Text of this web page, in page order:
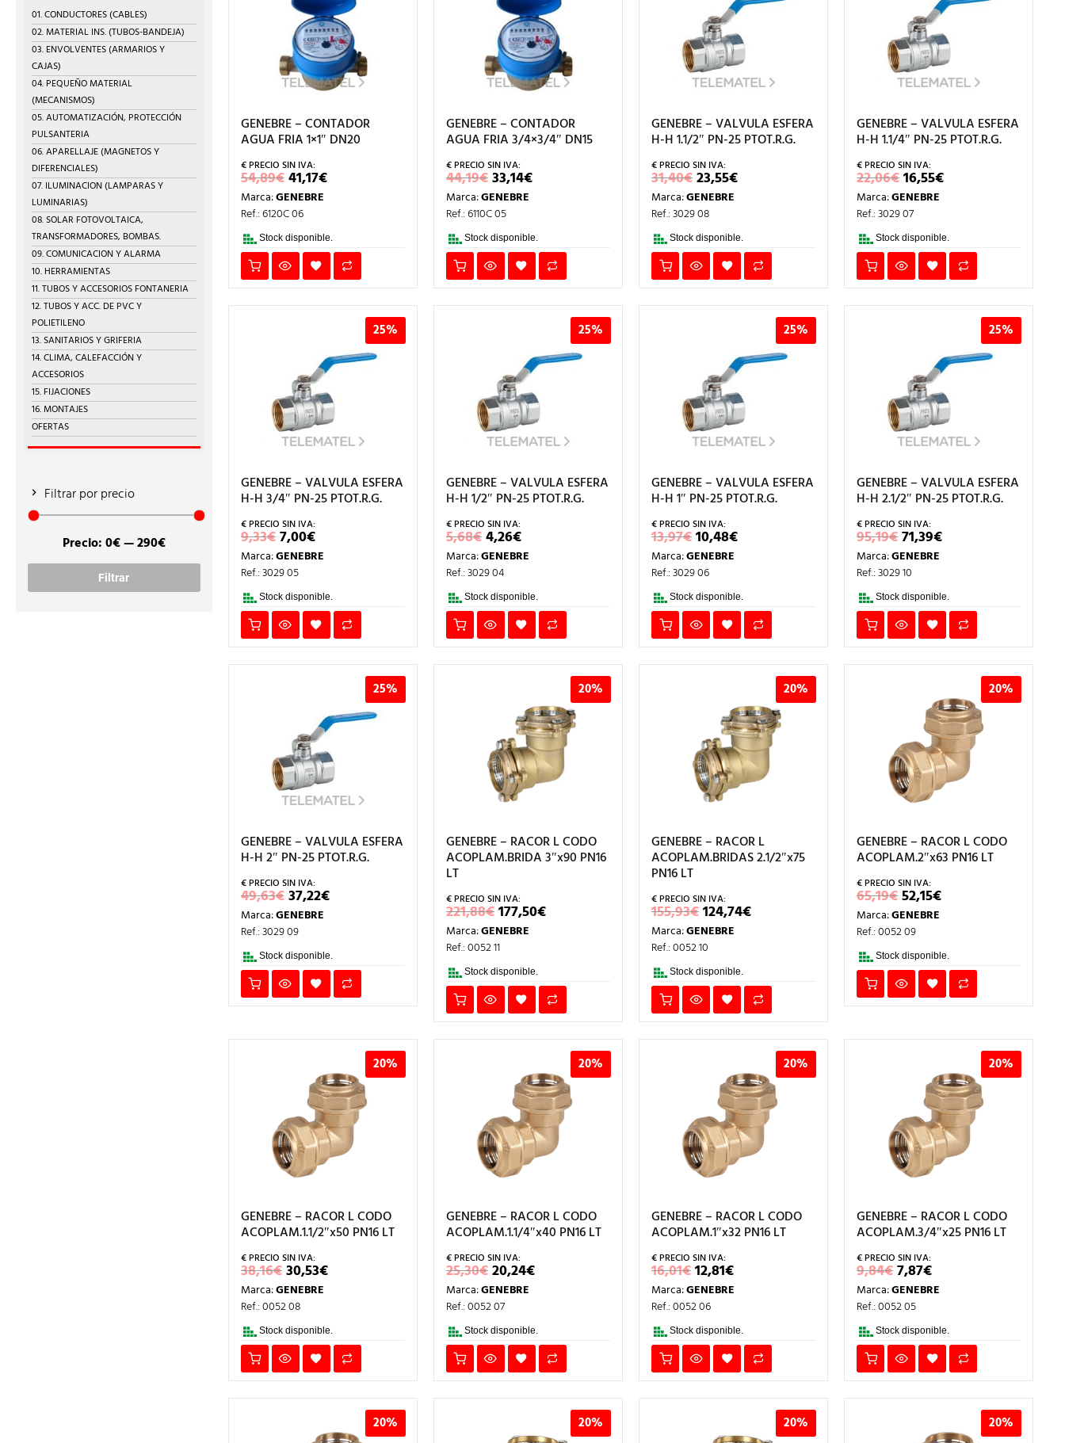
GENEBRE – CONTADOR
AGUA FRIA 1×1″ DN20
54,89€EL
PRECIO
ORIGINAL
ERA:
54,89€.
41,17€EL
PRECIO
Marca:GENEBRE
Ref.: 6120C 06
Stock disponible.
GENEBRE – CONTADOR
AGUA FRIA 3/4×3/4″ DN15
44,19€EL
PRECIO
ORIGINAL
ERA:
44,19€.
33,14€EL
PRECIO
Marca:GENEBRE
Ref.: 6110C 05
Stock disponible.
GENEBRE – VALVULA ESFERA
H-H 1.1/2″ PN-25 PTOT.R.G.
31,40€EL
PRECIO
ORIGINAL
ERA:
31,40€.
23,55€EL
PRECIO
Marca:GENEBRE
Ref.: 3029 08
Stock disponible.
GENEBRE – VALVULA ESFERA
H-H 1.1/4″ PN-25 PTOT.R.G.
22,06€EL
PRECIO
ORIGINAL
ERA:
22,06€.
16,55€EL
PRECIO
Marca:GENEBRE
Ref.: 3029 07
Stock disponible.
25%
GENEBRE – VALVULA ESFERA
H-H 3/4″ PN-25 PTOT.R.G.
9,33€EL
PRECIO
ORIGINAL
ERA:
9,33€.
7,00€EL
PRECIO
ACTUAL
7,00€.
Marca:GENEBRE
Ref.: 3029 05
Stock disponible.
25%
GENEBRE – VALVULA ESFERA
H-H 1/2″ PN-25 PTOT.R.G.
5,68€EL
PRECIO
ORIGINAL
ERA:
5,68€.
4,26€EL
PRECIO
ACTUAL
4,26€.
Marca:GENEBRE
Ref.: 3029 04
Stock disponible.
25%
GENEBRE – VALVULA ESFERA
H-H 1″ PN-25 PTOT.R.G.
13,97€EL
PRECIO
ORIGINAL
ERA:
13,97€.
10,48€EL
PRECIO
Marca:GENEBRE
Ref.: 3029 06
Stock disponible.
25%
GENEBRE – VALVULA ESFERA
H-H 2.1/2″ PN-25 PTOT.R.G.
95,19€EL
PRECIO
ORIGINAL
ERA:
95,19€.
71,39€EL
PRECIO
Marca:GENEBRE
Ref.: 3029 10
Stock disponible.
25%
GENEBRE – VALVULA ESFERA
H-H 2″ PN-25 PTOT.R.G.
49,63€EL
PRECIO
ORIGINAL
ERA:
49,63€.
37,22€EL
PRECIO
Marca:GENEBRE
Ref.: 3029 09
Stock disponible.
20%
GENEBRE – RACOR L CODO
ACOPLAM.BRIDA 3″x90 PN16
LT
221,88€EL
PRECIO
ORIGINAL
ERA:
221,88€.
177,50€EL
PRECIO
Marca:GENEBRE
Ref.: 0052 11
Stock disponible.
20%
GENEBRE – RACOR L
ACOPLAM.BRIDAS 2.1/2″x75
PN16 LT
155,93€EL
PRECIO
ORIGINAL
ERA:
155,93€.
124,74€EL
PRECIO
Marca:GENEBRE
Ref.: 0052 10
Stock disponible.
20%
GENEBRE – RACOR L CODO
ACOPLAM.2″x63 PN16 LT
65,19€EL
PRECIO
ORIGINAL
ERA:
65,19€.
52,15€EL
PRECIO
Marca:GENEBRE
Ref.: 0052 09
Stock disponible.
20%
GENEBRE – RACOR L CODO
ACOPLAM.1.1/2″x50 PN16 LT
38,16€EL
PRECIO
ORIGINAL
ERA:
38,16€.
30,53€EL
PRECIO
Marca:GENEBRE
Ref.: 0052 08
Stock disponible.
20%
GENEBRE – RACOR L CODO
ACOPLAM.1.1/4″x40 PN16 LT
25,30€EL
PRECIO
ORIGINAL
ERA:
25,30€.
20,24€EL
PRECIO
Marca:GENEBRE
Ref.: 0052 07
Stock disponible.
20%
GENEBRE – RACOR L CODO
ACOPLAM.1″x32 PN16 LT
16,01€EL
PRECIO
ORIGINAL
ERA:
16,01€.
12,81€EL
PRECIO
ACTUAL
12,81€.
Marca:GENEBRE
Ref.: 0052 06
Stock disponible.
20%
GENEBRE – RACOR L CODO
ACOPLAM.3/4″x25 PN16 LT
9,84€EL
PRECIO
ORIGINAL
ERA:
9,84€.
7,87€EL
PRECIO
ACTUAL
7,87€.
Marca:GENEBRE
Ref.: 0052 05
Stock disponible.
20% 20% 20% 20%
01. CONDUCTORES (CABLES)
02. MATERIAL INS. (TUBOS-BANDEJA)
03. ENVOLVENTES (ARMARIOS Y
CAJAS)
04. PEQUEÑO MATERIAL
(MECANISMOS)
05. AUTOMATIZACIÓN, PROTECCIÓN
PULSANTERIA
06. APARELLAJE (MAGNETOS Y
DIFERENCIALES)
07. ILUMINACION (LAMPARAS Y
LUMINARIAS)
08. SOLAR FOTOVOLTAICA,
TRANSFORMADORES, BOMBAS.
09. COMUNICACION Y ALARMA
10. HERRAMIENTAS
11. TUBOS Y ACCESORIOS FONTANERIA
12. TUBOS Y ACC. DE PVC Y
POLIETILENO
13. SANITARIOS Y GRIFERIA
14. CLIMA, CALEFACCIÓN Y
ACCESORIOS
15. FIJACIONES
16. MONTAJES
OFERTAS
Filtrar por precio
Filtrar
Precio:0€—290€